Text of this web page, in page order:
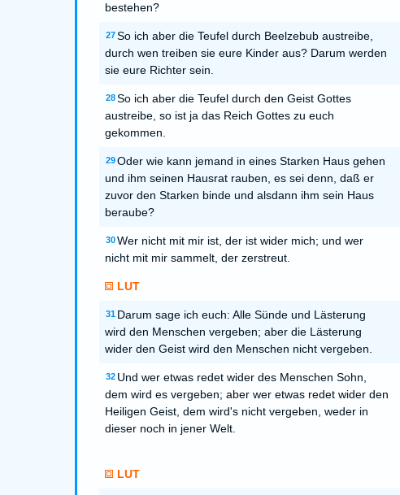
bestehen?
27 So ich aber die Teufel durch Beelzebub austreibe,
durch wen treiben sie eure Kinder aus? Darum werden
sie eure Richter sein.
28 So ich aber die Teufel durch den Geist Gottes
austreibe, so ist ja das Reich Gottes zu euch
gekommen.
29 Oder wie kann jemand in eines Starken Haus gehen
und ihm seinen Hausrat rauben, es sei denn, daß er
zuvor den Starken binde und alsdann ihm sein Haus
beraube?
30 Wer nicht mit mir ist, der ist wider mich; und wer
nicht mit mir sammelt, der zerstreut.
LUT
31 Darum sage ich euch: Alle Sünde und Lästerung
wird den Menschen vergeben; aber die Lästerung
wider den Geist wird den Menschen nicht vergeben.
32 Und wer etwas redet wider des Menschen Sohn,
dem wird es vergeben; aber wer etwas redet wider den
Heiligen Geist, dem wird's nicht vergeben, weder in
dieser noch in jener Welt.
LUT